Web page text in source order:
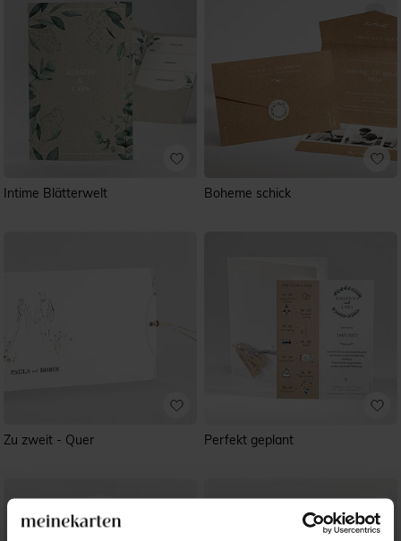
Intime Blätterwelt Boheme schick
Zu zweit - Quer Perfekt geplant